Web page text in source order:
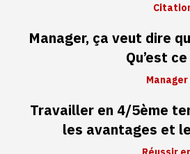
Manager, ça veut dire
Qu’est
Travailler en 4/5ème
les avantages et